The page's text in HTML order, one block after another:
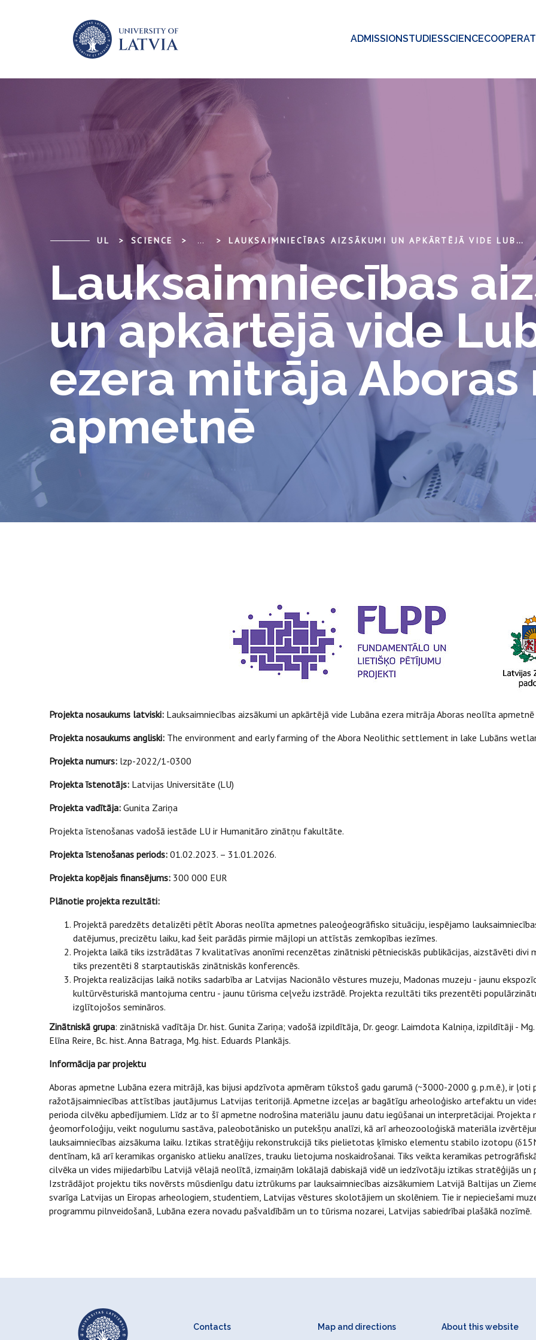
ADMISSIONSTUDIESSCIENCE
UL SCIENCE ... LAUKSAIMNIECĪBAS AIZSĀKUMI UN APKĀRTĒJĀ VIDE LUBĀNA EZERA MITRĀJA ABORAS NEOLĪTA APMETNĒ
Lauksaimniecības
un apkārtējā vide
ezera mitrāja
apmetnē
Projekta nosaukums latviski: Lauksaimniecības aizsākumi un apkārtējā vide Lubāna ezera mitrāja Aboras neolīta apmetnē
Projekta nosaukums angliski: The environment and early farming of the Abora Neolithic settlement in lake Lubāns
Projekta numurs: lzp-2022/1-0300
Projekta īstenotājs: Latvijas Universitāte (LU)
Projekta vadītāja: Gunita Zariņa
Projekta īstenošanas vadošā iestāde LU ir Humanitāro zinātņu fakultāte.
Projekta īstenošanas periods: 01.02.2023. – 31.01.2026.
Projekta kopējais finansējums: 300 000 EUR
Plānotie projekta rezultāti:
Projektā paredzēts detalizēti pētīt Aboras neolīta apmetnes paleoģeogrāfisko situāciju, iespējamo
datējumus, precizētu laiku, kad šeit parādās pirmie mājlopi un attīstās zemkopības iezīmes.
Projekta laikā tiks izstrādātas 7 kvalitatīvas anonīmi recenzētas zinātniski pētnieciskās publikācijas, aizstāvēti divi
tiks prezentēti 8 starptautiskās zinātniskās konferencēs.
Projekta realizācijas laikā notiks sadarbība ar Latvijas Nacionālo vēstures muzeju, Madonas muzeju - jaunu
kultūrvēsturiskā mantojuma centru - jaunu tūrisma ceļvežu izstrādē. Projekta rezultāti tiks prezentēti
izglītojošos semināros.
Zinātniskā grupa: zinātniskā vadītāja Dr. hist. Gunita Zariņa; vadošā izpildītāja, Dr. geogr. Laimdota Kalniņa, izpildītāji - Mg.
Elīna Reire, Bc. hist. Anna Batraga, Mg. hist. Eduards Plankājs.
Informācija par projektu
Aboras apmetne Lubāna ezera mitrājā, kas bijusi apdzīvota apmēram tūkstoš gadu garumā (~3000-2000 g. p.m.ē.), ir
ražotājsaimniecības attīstības jautājumus Latvijas teritorijā. Apmetne izceļas ar bagātīgu arheoloģisko artefaktu un
perioda cilvēku apbedījumiem. Līdz ar to šī apmetne nodrošina materiālu jaunu datu iegūšanai un interpretācijai.
ģeomorfoloģiju, veikt nogulumu sastāva, paleobotānisko un putekšņu analīzi, kā arī arheozooloģiskā materiāla
lauksaimniecības aizsākuma laiku. Iztikas stratēģiju rekonstrukcijā tiks pielietotas ķīmisko elementu stabilo izotopu
dentīnam, kā arī keramikas organisko atlieku analīzes, trauku lietojuma noskaidrošanai. Tiks veikta keramikas
cilvēka un vides mijiedarbību Latvijā vēlajā neolītā, izmaiņām lokālajā dabiskajā vidē un iedzīvotāju iztikas stratēģijās un
Izstrādājot projektu tiks novērsts mūsdienīgu datu iztrūkums par lauksaimniecības aizsākumiem Latvijā Baltijas un
svarīga Latvijas un Eiropas arheologiem, studentiem, Latvijas vēstures skolotājiem un skolēniem. Tie ir nepieciešami
programmu pilnveidošanā, Lubāna ezera novadu pašvaldībām un to tūrisma nozarei, Latvijas sabiedrībai plašākā nozīmē.
Contacts Map and directions About this website